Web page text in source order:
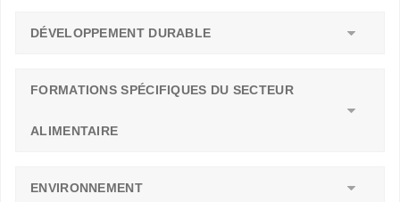
DÉVELOPPEMENT DURABLE
FORMATIONS SPÉCIFIQUES DU SECTEUR
ALIMENTAIRE
ENVIRONNEMENT